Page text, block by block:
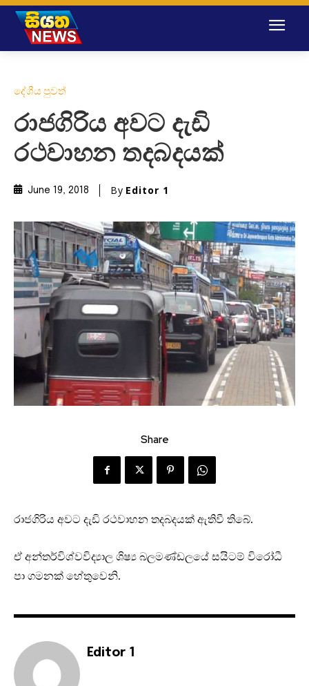
දේශීය පුවත්
රාජගිරිය අවට දැඩි
රථවාහන තදබදයක්
June 19, 2018 By Editor 1
Share
රාජගිරිය අවට දැඩි රථවාහන තදබදයක් ඇතිවී තිබේ.
ඒ අන්තර්විශ්වවිද්‍යාල ශිෂ්‍ය බලමණ්ඩලයේ සයිටම් විරෝධී
පා ගමනක් හේතුවෙනි.
Editor 1